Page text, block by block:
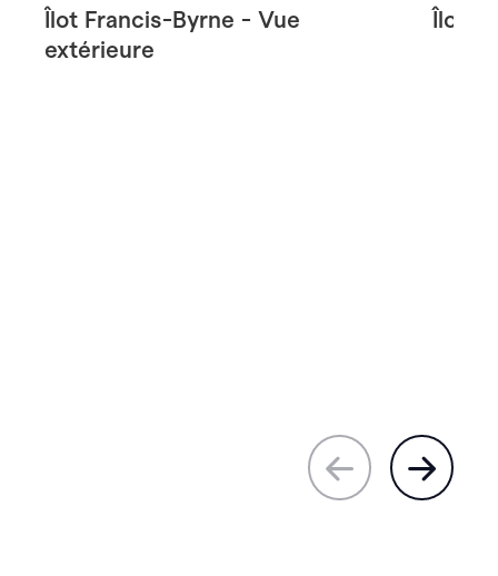
Îlot Francis-Byrne - Vue
extérieure
Îlot